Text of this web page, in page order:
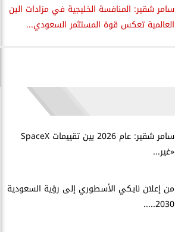
سامر شقير: المنافسة الخليجية في مزادات البن
العالمية تعكس قوة المستثمر السعودي...
سامر شقير: عام 2026 بين تقييمات SpaceX
«غير...
من إعلان نايكي الأسطوري إلى رؤية السعودية
2030.....